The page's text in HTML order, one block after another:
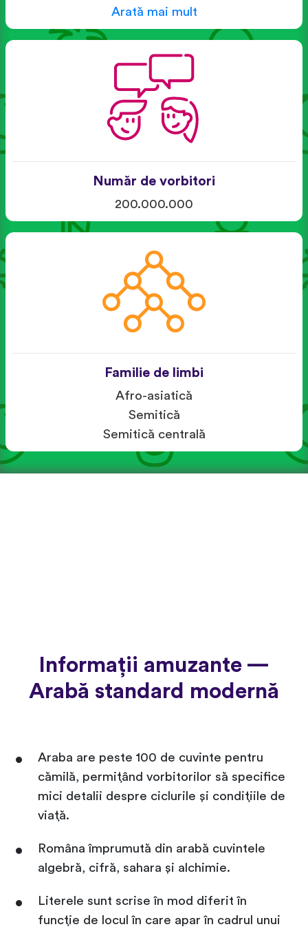
Arată mai mult
Număr de vorbitori
200.000.000
Familie de limbi
Afro-asiatică
Semitică
Semitică centrală
Informații amuzante —
Arabă standard modernă
Araba are peste 100 de cuvinte pentru
cămilă, permițând vorbitorilor să specifice
mici detalii despre ciclurile și condițiile de
viață.
Româna împrumută din arabă cuvintele
algebră, cifră, sahara și alchimie.
Literele sunt scrise în mod diferit în
funcție de locul în care apar în cadrul unui